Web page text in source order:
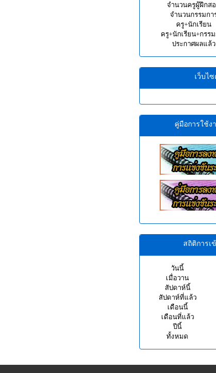
จำนวนครูผู้ฝึกส
จำนวนกรรมกา
ครู+นักเรียน
ครู+นักเรียน+กรร
ประกาศผลแล้ว
เว็บไซ
คู่มือการใช้ง
สถิติการเ
วันนี้
เมื่อวาน
สัปดาห์นี้
สัปดาห์ที่แล้ว
เดือนนี้
เดือนที่แล้ว
ปีนี้
ทั้งหมด